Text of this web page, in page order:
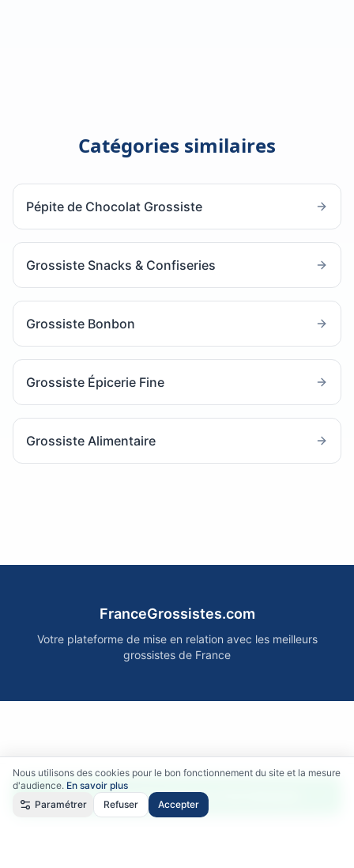
Nous utilisons des cookies pour le bon fonctionnement du site et la mesure
d'audience. En savoir plus
Paramétrer
Refuser Accepter
Catégories similaires
Pépite de Chocolat Grossiste
Grossiste Snacks & Confiseries
Grossiste Bonbon
Grossiste Épicerie Fine
Grossiste Alimentaire
Accéder gratuitement aux fournisseurs
FranceGrossistes.com
Votre plateforme de mise en relation avec les meilleurs
grossistes de France